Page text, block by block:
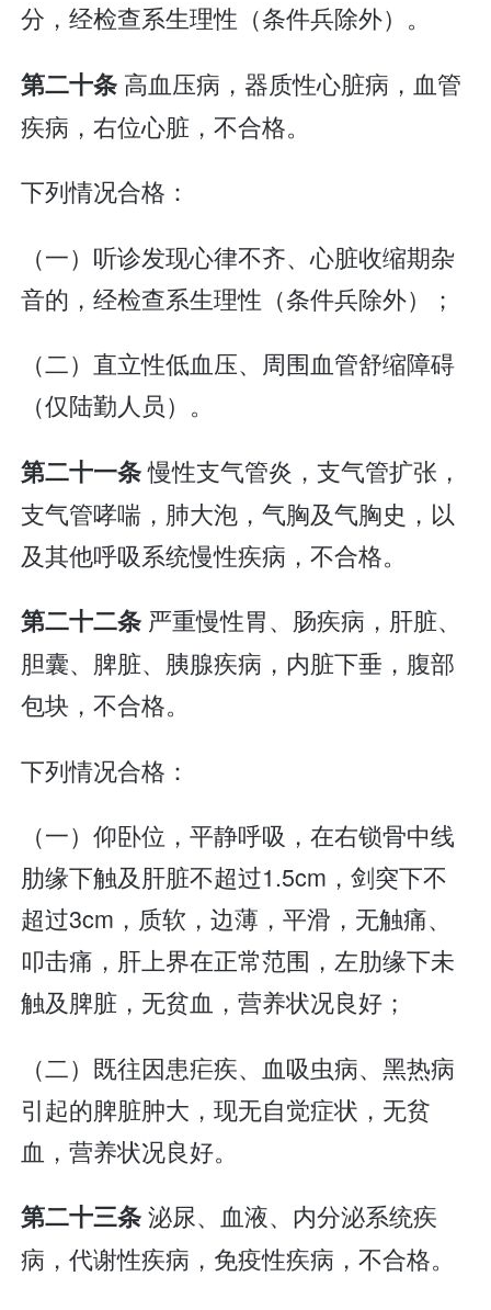
分，经检查系生理性（条件兵除外）。
第二十条 高血压病，器质性心脏病，血管
疾病，右位心脏，不合格。
下列情况合格：
（一）听诊发现心律不齐、心脏收缩期杂
音的，经检查系生理性（条件兵除外）；
（二）直立性低血压、周围血管舒缩障碍
（仅陆勤人员）。
第二十一条慢性支气管炎，支气管扩张，
支气管哮喘，肺大泡，气胸及气胸史，以
及其他呼吸系统慢性疾病，不合格。
第二十二条 严重慢性胃、肠疾病，肝脏、
胆囊、脾脏、胰腺疾病，内脏下垂，腹部
包块，不合格。
下列情况合格：
（一）仰卧位，平静呼吸，在右锁骨中线
肋缘下触及肝脏不超过1.5cm，剑突下不
超过3cm，质软，边薄，平滑，无触痛、
叩击痛，肝上界在正常范围，左肋缘下未
触及脾脏，无贫血，营养状况良好；
（二）既往因患疟疾、血吸虫病、黑热病
引起的脾脏肿大，现无自觉症状，无贫
血，营养状况良好。
第二十三条泌尿、血液、内分泌系统疾
病，代谢性疾病，免疫性疾病，不合格。